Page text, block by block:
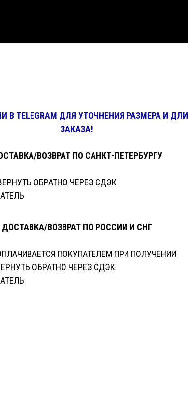
TELEGRAM ДЛЯ УТОЧНЕНИЯ РАЗМЕРА И
ЗАКАЗА!
ВОЗВРАТ ПО САНКТ-ПЕТЕРБУРГУ
ОБРАТНО ЧЕРЕЗ СДЭК
ДОСТАВКА/ВОЗВРАТ ПО РОССИИ И СНГ
ПОКУПАТЕЛЕМ ПРИ ПОЛУЧЕНИИ
ОБРАТНО ЧЕРЕЗ CДЭК